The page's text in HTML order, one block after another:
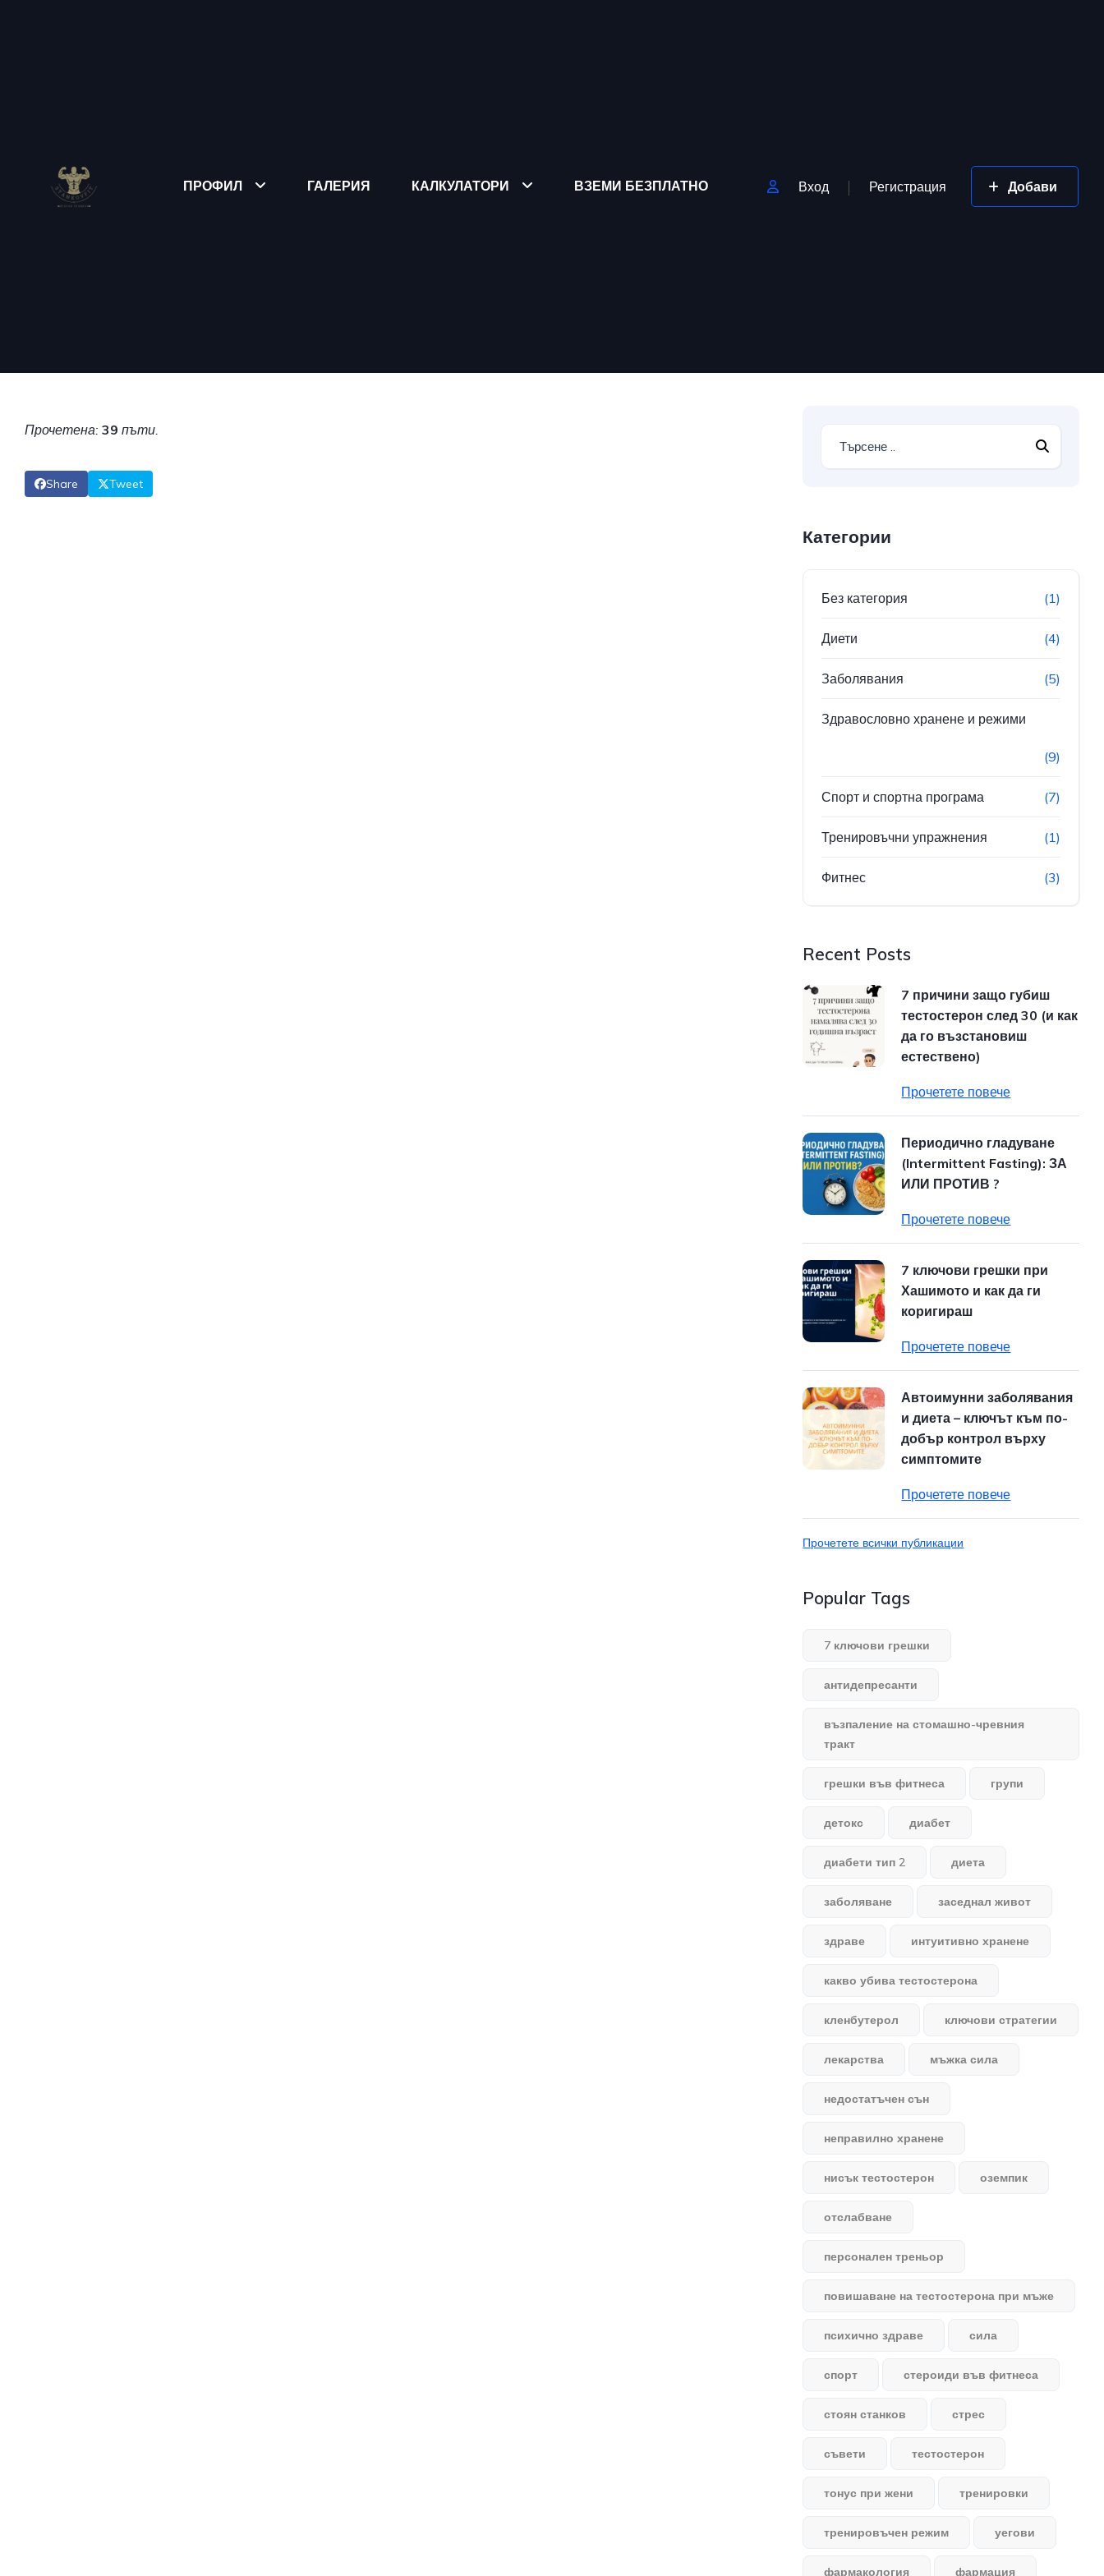
ПРОФИЛ ГАЛЕРИЯ КАЛКУЛАТОРИ ВЗЕМИ БЕЗПЛАТНО Вход Регистрация Добави
Прочетена: 39 пъти.
Share Tweet
Категории
Без категория (1)
Диети (4)
Заболявания (5)
Здравословно хранене и режими
(9)
Спорт и спортна програма (7)
Тренировъчни упражнения (1)
Фитнес (3)
Recent Posts
7 причини защо губиш
тестостерон след 30 (и как
да го възстановиш
естествено)
Прочетете повече
Периодично гладуване
(Intermittent Fasting): ЗА
ИЛИ ПРОТИВ ?
Прочетете повече
7 ключови грешки при
Хашимото и как да ги
коригираш
Прочетете повече
Автоимунни заболявания
и диета – ключът към по-
добър контрол върху
симптомите
Прочетете повече
Прочетете всички публикации
Popular Tags
7 ключови грешки
антидепресанти
възпаление на стомашно-чревния
тракт
грешки във фитнеса групи
детокс диабет
диабети тип 2 диета
заболяване заседнал живот
здраве интуитивно хранене
какво убива тестостерона
кленбутерол ключови стратегии
лекарства мъжка сила
недостатъчен сън
неправилно хранене
нисък тестостерон оземпик
отслабване
персонален треньор
повишаване на тестостерона при мъже
психично здраве сила
спорт стероиди във фитнеса
стоян станков стрес
съвети тестостерон
тонус при жени тренировки
тренировъчен режим уегови
фармакология фармация